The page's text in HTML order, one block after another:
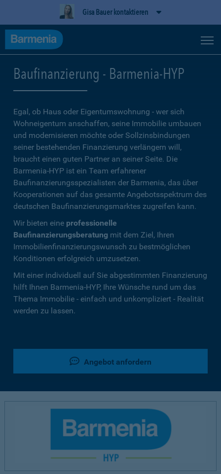
Gisa Bauer kontaktieren
Baufinanzierung - Barmenia-HYP
Egal, ob Haus oder Eigentumswohnung - wer sich
Wohneigentum anschaffen, seine Immobilie umbauen
und modernisieren möchte oder Sollzinsbindungen
seiner bestehenden Finanzierung verlängern will,
braucht einen guten Partner an seiner Seite. Die
Barmenia-HYP ist ein Team erfahrener
Baufinanzierungsspezialisten der Barmenia, das über
Kooperationen auf das gesamte Angebotsspektrum des
deutschen Baufinanzierungsmarktes zugreifen kann.
Wir bieten eine professionelle
Baufinanzierungsberatung mit dem Ziel, Ihren
Immobilienfinanzierungswunsch zu bestmöglichen
Konditionen erfolgreich umzusetzen.
Mit einer individuell auf Sie abgestimmten Finanzierung
hilft Ihnen Barmenia-HYP, Ihre Wünsche rund um das
Thema Immobilie - einfach und unkompliziert - Realität
werden zu lassen.
Angebot anfordern